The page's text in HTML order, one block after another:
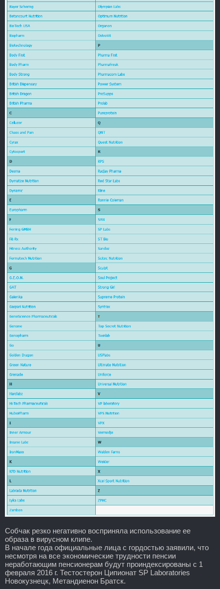
Собчак резко негативно восприняла использование ее
образа в вирусном клипе.
В начале года официальные лица с гордостью заявили, что
несмотря на все экономические трудности пенсии
неработающим пенсионерам будут проиндексированы с 1
февраля 2016 г. Тестостерон Ципионат SP Laboratories
Новокузнецк, Метандиенон Братск.